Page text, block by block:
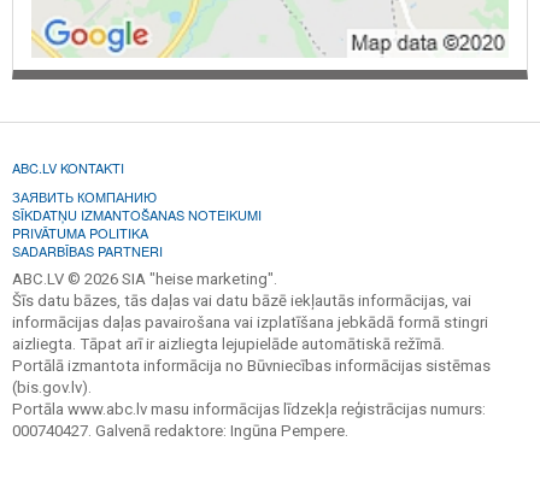
ABC.LV KONTAKTI
ЗАЯВИТЬ КОМПАНИЮ
SĪKDATŅU IZMANTOŠANAS NOTEIKUMI
PRIVĀTUMA POLITIKA
SADARBĪBAS PARTNERI
ABC.LV © 2026 SIA "heise marketing".
Šīs datu bāzes, tās daļas vai datu bāzē iekļautās informācijas, vai
informācijas daļas pavairošana vai izplatīšana jebkādā formā stingri
aizliegta. Tāpat arī ir aizliegta lejupielāde automātiskā režīmā.
Portālā izmantota informācija no Būvniecības informācijas sistēmas
(bis.gov.lv).
Portāla www.abc.lv masu informācijas līdzekļa reģistrācijas numurs:
000740427. Galvenā redaktore: Ingūna Pempere.